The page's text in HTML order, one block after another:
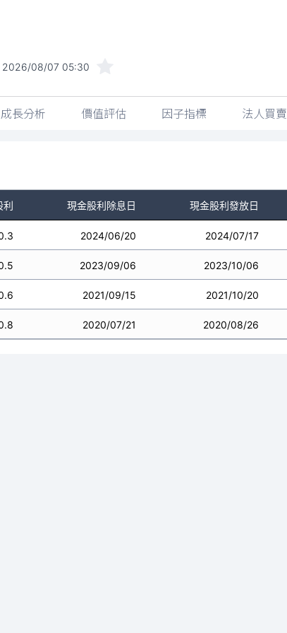
2026/08/07 05:30
成長分析 價值評估 因子指標 法人買賣
現金股利除息日 現金股利發放日
2024/06/20 2024/07/17
2023/09/06 2023/10/06
2021/09/15 2021/10/20
2020/07/21 2020/08/26